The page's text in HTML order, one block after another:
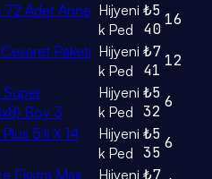
72 Adet Anne Hijyeni
k Ped
₺5
40
16
Paketi Hijyeni
k Ped
₺7
41
12
Süper
Boy 3
Hijyeni
k Ped
₺5
32
6
5'li X 14
Hijyeni
k Ped
₺5
35
6
Ekstra Max Hijyeni